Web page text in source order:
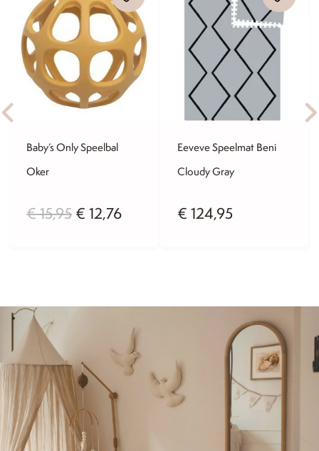
Baby’s Only Speelbal
Oker
€15,95 Oorspronkelijke
€ 15,95.
€ 12,76Huidige
€ 12,76.
Eeveve Speelmat Beni
Cloudy Gray
€ 124,95